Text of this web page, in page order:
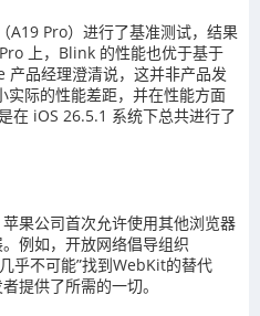
Pro）进行了基准测试，结果
上，Blink 的性能也优于基于
品经理澄清说，这并非产品发
实际的性能差距，并在性能方面
在 iOS 26.5.1 系统下总共进行了
果公司首次允许使用其他浏览器
例如，开放网络倡导组织
乎不可能”找到WebKit的替代
提供了所需的一切。